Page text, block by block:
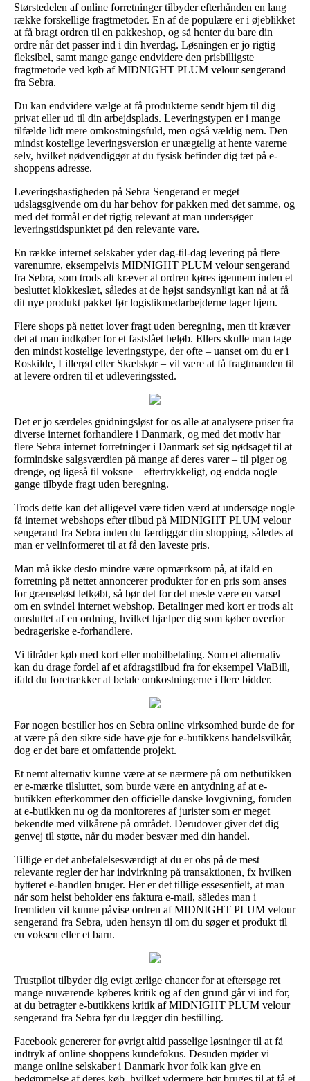
Størstedelen af online forretninger tilbyder efterhånden en lang
række forskellige fragtmetoder. En af de populære er i øjeblikket
at få bragt ordren til en pakkeshop, og så henter du bare din
ordre når det passer ind i din hverdag. Løsningen er jo rigtig
fleksibel, samt mange gange endvidere den prisbilligste
fragtmetode ved køb af MIDNIGHT PLUM velour sengerand
fra Sebra.
Du kan endvidere vælge at få produkterne sendt hjem til dig
privat eller ud til din arbejdsplads. Leveringstypen er i mange
tilfælde lidt mere omkostningsfuld, men også vældig nem. Den
mindst kostelige leveringsversion er unægtelig at hente varerne
selv, hvilket nødvendiggør at du fysisk befinder dig tæt på e-
shoppens adresse.
Leveringshastigheden på Sebra Sengerand er meget
udslagsgivende om du har behov for pakken med det samme, og
med det formål er det rigtig relevant at man undersøger
leveringstidspunktet på den relevante vare.
En række internet selskaber yder dag-til-dag levering på flere
varenumre, eksempelvis MIDNIGHT PLUM velour sengerand
fra Sebra, som trods alt kræver at ordren køres igennem inden et
besluttet klokkeslæt, således at de højst sandsynligt kan nå at få
dit nye produkt pakket før logistikmedarbejderne tager hjem.
Flere shops på nettet lover fragt uden beregning, men tit kræver
det at man indkøber for et fastslået beløb. Ellers skulle man tage
den mindst kostelige leveringstype, der ofte – uanset om du er i
Roskilde, Lillerød eller Skælskør – vil være at få fragtmanden til
at levere ordren til et udleveringssted.
Det er jo særdeles gnidningsløst for os alle at analysere priser fra
diverse internet forhandlere i Danmark, og med det motiv har
flere Sebra internet forretninger i Danmark set sig nødsaget til at
formindske salgsværdien på mange af deres varer – til piger og
drenge, og ligeså til voksne – eftertrykkeligt, og endda nogle
gange tilbyde fragt uden beregning.
Trods dette kan det alligevel være tiden værd at undersøge nogle
få internet webshops efter tilbud på MIDNIGHT PLUM velour
sengerand fra Sebra inden du færdiggør din shopping, således at
man er velinformeret til at få den laveste pris.
Man må ikke desto mindre være opmærksom på, at ifald en
forretning på nettet annoncerer produkter for en pris som anses
for grænseløst letkøbt, så bør det for det meste være en varsel
om en svindel internet webshop. Betalinger med kort er trods alt
omsluttet af en ordning, hvilket hjælper dig som køber overfor
bedrageriske e-forhandlere.
Vi tilråder køb med kort eller mobilbetaling. Som et alternativ
kan du drage fordel af et afdragstilbud fra for eksempel ViaBill,
ifald du foretrækker at betale omkostningerne i flere bidder.
Før nogen bestiller hos en Sebra online virksomhed burde de for
at være på den sikre side have øje for e-butikkens handelsvilkår,
dog er det bare et omfattende projekt.
Et nemt alternativ kunne være at se nærmere på om netbutikken
er e-mærke tilsluttet, som burde være en antydning af at e-
butikken efterkommer den officielle danske lovgivning, foruden
at e-butikken nu og da monitoreres af jurister som er meget
bekendte med vilkårene på området. Derudover giver det dig
genvej til støtte, når du møder besvær med din handel.
Tillige er det anbefalelsesværdigt at du er obs på de mest
relevante regler der har indvirkning på transaktionen, fx hvilken
bytteret e-handlen bruger. Her er det tillige essesentielt, at man
når som helst beholder ens faktura e-mail, således man i
fremtiden vil kunne påvise ordren af MIDNIGHT PLUM velour
sengerand fra Sebra, uden hensyn til om du søger et produkt til
en voksen eller et barn.
Trustpilot tilbyder dig evigt ærlige chancer for at eftersøge ret
mange nuværende køberes kritik og af den grund går vi ind for,
at du betragter e-butikkens kritik af MIDNIGHT PLUM velour
sengerand fra Sebra før du lægger din bestilling.
Facebook genererer for øvrigt altid passelige løsninger til at få
indtryk af online shoppens kundefokus. Desuden møder vi
mange online selskaber i Danmark hvor folk kan give en
bedømmelse af deres køb, hvilket ydermere bør bruges til at få et